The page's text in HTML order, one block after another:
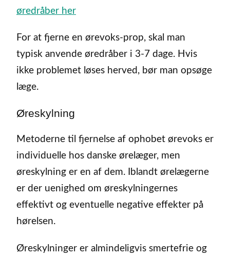
øredråber her
For at fjerne en ørevoks-prop, skal man
typisk anvende øredråber i 3-7 dage. Hvis
ikke problemet løses herved, bør man opsøge
læge.
Øreskylning
Metoderne til fjernelse af ophobet ørevoks er
individuelle hos danske ørelæger, men
øreskylning er en af dem. Iblandt ørelægerne
er der uenighed om øreskylningernes
effektivt og eventuelle negative effekter på
hørelsen.
Øreskylninger er almindeligvis smertefrie og